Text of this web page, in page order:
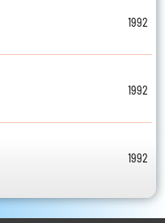
1992
1992
1992